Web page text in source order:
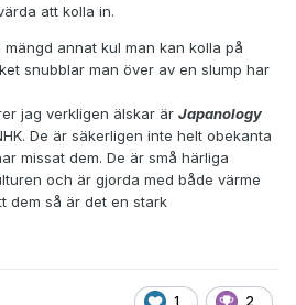
att kolla in.
annat kul man kan kolla på
snubblar man över av en slump har
jag verkligen älskar är Japanology
De är säkerligen inte helt obekanta
missat dem. De är små härliga
och är gjorda med både värme
dem så är det en stark
1 2